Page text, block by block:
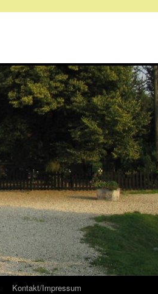
Kontakt/Impressum